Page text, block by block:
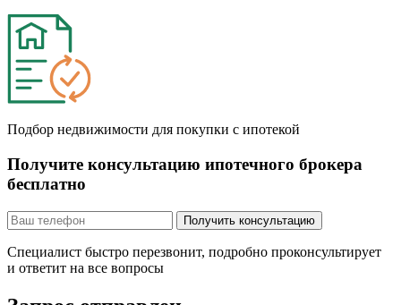
Подбор недвижимости для покупки с ипотекой
Получите консультацию ипотечного брокера
бесплатно
Получить консультацию
Специалист быстро перезвонит, подробно проконсультирует
и ответит на все вопросы